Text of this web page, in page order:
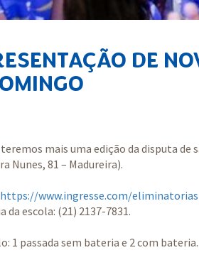
DE
mais uma edição da disputa
Nunes, 81 – Madureira).
https://www.ingresse.com/
escola: (21) 2137-7831.
1 passada sem bateria e 2 com bateria.